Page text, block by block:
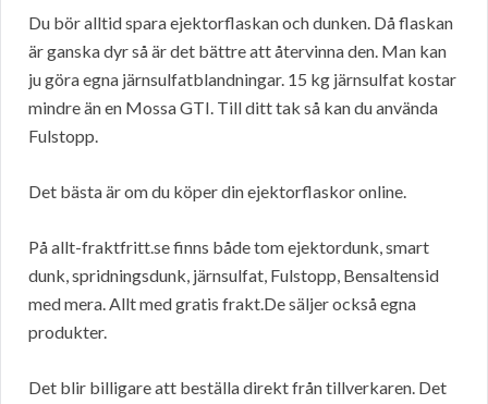
Du bör alltid spara ejektorflaskan och dunken. Då flaskan
är ganska dyr så är det bättre att återvinna den. Man kan
ju göra egna järnsulfatblandningar. 15 kg järnsulfat kostar
mindre än en Mossa GTI. Till ditt tak så kan du använda
Fulstopp.
Det bästa är om du köper din ejektorflaskor online.
På allt-fraktfritt.se finns både tom ejektordunk, smart
dunk, spridningsdunk, järnsulfat, Fulstopp, Bensaltensid
med mera. Allt med gratis frakt.De säljer också egna
produkter.
Det blir billigare att beställa direkt från tillverkaren. Det